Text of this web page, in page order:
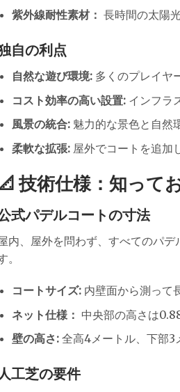
紫外線耐性素材： 長時間の太陽
自の利点
自然な遊び環境:多くのプレイヤ
コスト効率の高い設置:インフラ
風景の統合:魅力的な景色と自然
柔軟な拡張:屋外でコートを追加
技術仕様：知って
式パデルコートの寸法
内、屋外を問わず、すべてのパ
。
コートサイズ:内壁面から測って
ネット仕様： 中央部の高さは
壁の高さ:全高4メートル、下部3
人工芝の要件